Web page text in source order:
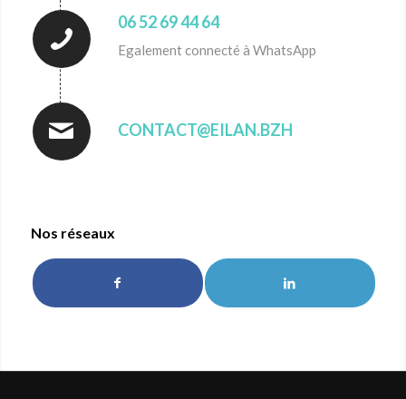
06 52 69 44 64
Egalement connecté à WhatsApp
CONTACT@EILAN.BZH
Nos réseaux